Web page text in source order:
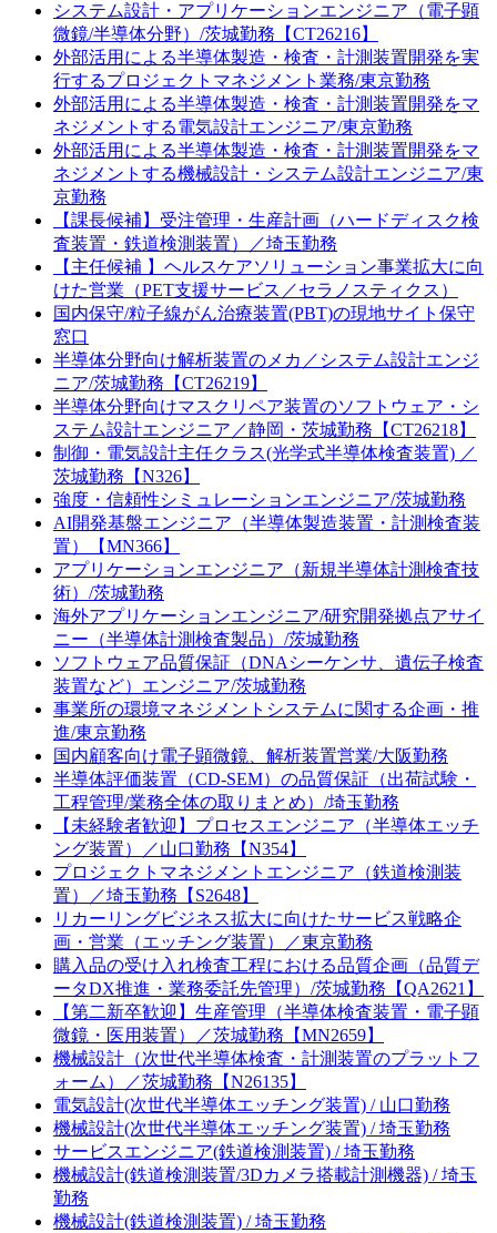
システム設計・アプリケーションエンジニア（電子顕
微鏡/半導体分野）/茨城勤務【CT26216】
外部活用による半導体製造・検査・計測装置開発を実
行するプロジェクトマネジメント業務/東京勤務
外部活用による半導体製造・検査・計測装置開発をマ
ネジメントする電気設計エンジニア/東京勤務
外部活用による半導体製造・検査・計測装置開発をマ
ネジメントする機械設計・システム設計エンジニア/東
京勤務
【課長候補】受注管理・生産計画（ハードディスク検
査装置・鉄道検測装置）／埼玉勤務
【主任候補 】ヘルスケアソリューション事業拡大に向
けた営業（PET支援サービス／セラノスティクス）
国内保守/粒子線がん治療装置(PBT)の現地サイト保守
窓口
半導体分野向け解析装置のメカ／システム設計エンジ
ニア/茨城勤務【CT26219】
半導体分野向けマスクリペア装置のソフトウェア・シ
ステム設計エンジニア／静岡・茨城勤務【CT26218】
制御・電気設計主任クラス(光学式半導体検査装置) ／
茨城勤務【N326】
強度・信頼性シミュレーションエンジニア/茨城勤務
AI開発基盤エンジニア（半導体製造装置・計測検査装
置）【MN366】
アプリケーションエンジニア（新規半導体計測検査技
術）/茨城勤務
海外アプリケーションエンジニア/研究開発拠点アサイ
ニー（半導体計測検査製品）/茨城勤務
ソフトウェア品質保証（DNAシーケンサ、遺伝子検査
装置など）エンジニア/茨城勤務
事業所の環境マネジメントシステムに関する企画・推
進/東京勤務
国内顧客向け電子顕微鏡、解析装置営業/大阪勤務
半導体評価装置（CD-SEM）の品質保証（出荷試験・
工程管理/業務全体の取りまとめ）/埼玉勤務
【未経験者歓迎】プロセスエンジニア（半導体エッチ
ング装置）／山口勤務【N354】
プロジェクトマネジメントエンジニア（鉄道検測装
置）／埼玉勤務【S2648】
リカーリングビジネス拡大に向けたサービス戦略企
画・営業（エッチング装置）／東京勤務
購入品の受け入れ検査工程における品質企画（品質デ
ータDX推進・業務委託先管理）/茨城勤務【QA2621】
【第二新卒歓迎】生産管理（半導体検査装置・電子顕
微鏡・医用装置）／茨城勤務【MN2659】
機械設計（次世代半導体検査・計測装置のプラットフ
ォーム）／茨城勤務【N26135】
電気設計(次世代半導体エッチング装置) / 山口勤務
機械設計(次世代半導体エッチング装置) / 埼玉勤務
サービスエンジニア(鉄道検測装置) / 埼玉勤務
機械設計(鉄道検測装置/3Dカメラ搭載計測機器) / 埼玉
勤務
機械設計(鉄道検測装置) / 埼玉勤務